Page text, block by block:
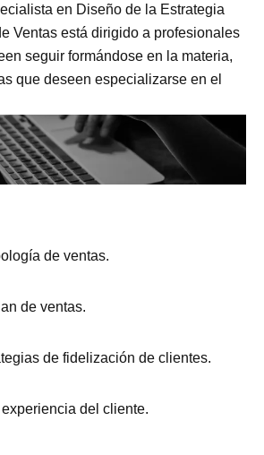
en Diseño de la Estrategia
Ventas está dirigido a profesionales
seguir formándose en la materia,
que deseen especializarse en el
de ventas.
de ventas.
de fidelización de clientes.
del cliente.